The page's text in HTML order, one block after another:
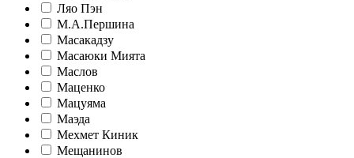
Ляо Пэн
М.А.Першина
Масакадзу
Масаюки Мията
Маслов
Маценко
Мацуяма
Маэда
Мехмет Киник
Мещанинов